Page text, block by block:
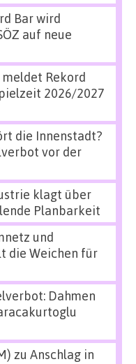
Bar wird
auf neue
Rekord
2026/2027
die Innenstadt?
vor der
klagt über
Planbarkeit
und
die Weichen für
Dahmen
zu Anschlag in